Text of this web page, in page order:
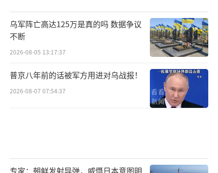
乌军阵亡高达125万是真的吗 数据争议
不断
2026-08-05 13:17:37
普京八年前的话被军方用进对乌战报！
2026-08-07 07:54:37
专家：朝鲜发射导弹，威慑日本意图明